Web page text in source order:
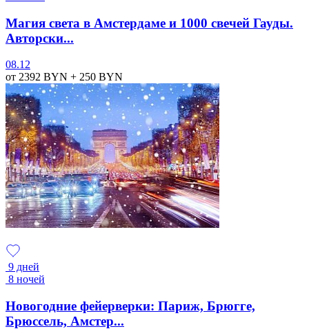
Магия света в Амстердаме и 1000 свечей Гауды.
Авторски...
08.12
от 2392 BYN + 250 BYN
9 дней
8 ночей
Новогодние фейерверки: Париж, Брюгге,
Брюссель, Амстер...